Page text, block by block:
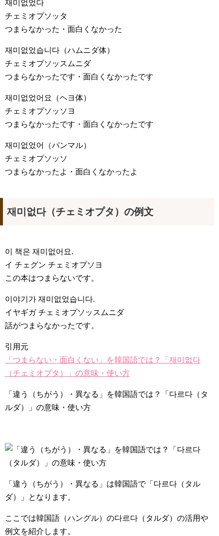
재미없었다
チェミオプソッタ
つまらなかった・面白くなかった
재미없었습니다 （ハムニダ体）
チェミオプソッスムニダ
つまらなかったです・面白くなかったです
재미없었어요
（ヘヨ体）
チェミオプソッソヨ
つまらなかったです・面白くなかったです
재미없었어
（パンマル）
チェミオプソッソ
つまらなかったよ・面白くなかったよ
재미없다（チェミオプタ）の例文
이 책은 재미없어요.
イ チェグン チェミオプソヨ
この本はつまらないです。
이야기가 재미없었습니다.
イヤギガ チェミオプソッスムニダ
話がつまらなかったです。
引用元
「つまらない・面白くない」を韓国語では？「재미없다
（チェミオプタ）」の意味・使い方
「違う（ちがう）・異なる」を韓国語では？「다르다（タ
ルダ）」の意味・使い方
「違う（ちがう）・異なる」は韓国語で「다르다（タル
ダ）」
となります。
ここでは韓国語（ハングル）の다르다（タルダ）の活用や
例文を紹介します。